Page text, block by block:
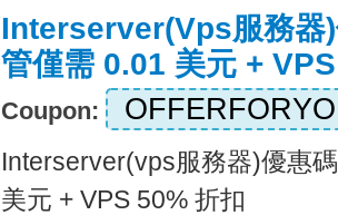
Interserver(vps服務器
管僅需 0.01 美元 +
Coupon:
Interserver(vps服務器)優惠
美元 + VPS 50% 折扣